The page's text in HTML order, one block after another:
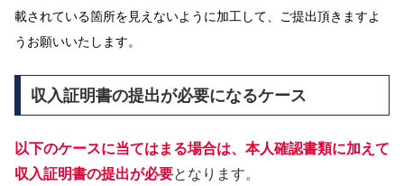
載されている箇所を見えないように加工して、ご提出頂きますよ
うお願いいたします。
収入証明書の提出が必要になるケース
以下のケースに当てはまる場合は、本人確認書類に加えて
収入証明書の提出が必要となります。